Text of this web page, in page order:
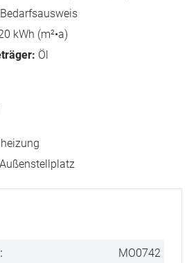
Bedarfsausweis
kWh (m²•a)
Öl
Außenstellplatz
MO0742